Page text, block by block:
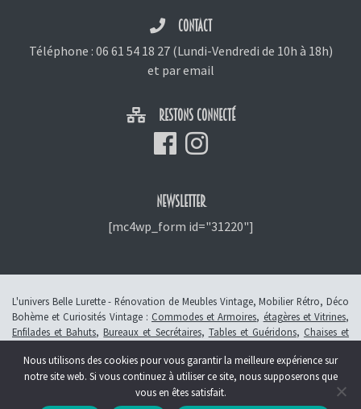
CONTACT
Téléphone : 06 61 54 18 27(Lundi-Vendredi de 10h à 18h)
et par email
RESTONS CONNECTÉ
NEWSLETTER
[mc4wp_form id="31220"]
L'univers Belle Lurette - Rénovation de Meubles Vintage, Mobilier Rétro, Déco
Bohème et Curiosités Vintage : Commodes et Armoires, étagères et Vitrines,
Enfilades et Bahuts,Bureaux et Secrétaires, Tables et Guéridons, Chaises et
© 2013 - 2026 L'atelier Belle Lurette - Rénovation de meubles vintage, en
Alsace à Colmar -Révoquer le consentement
Nous utilisons des cookies pour vous garantir la meilleure expérience sur
notre site web. Si vous continuez à utiliser ce site, nous supposerons que
vous en êtes satisfait.